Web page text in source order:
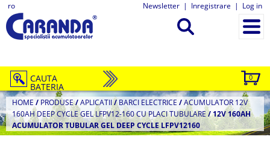
ro Newsletter | Inregistrare | Log in
0
CAUTA
BATERIA
HOME / PRODUSE/APLICATII/BARCI ELECTRICE /ACUMULATOR 12V
160AH DEEP CYCLE GEL LFPV12-160 CU PLACI TUBULARE/12V 160AH
ACUMULATOR TUBULAR GEL DEEP CYCLE LFPV12160